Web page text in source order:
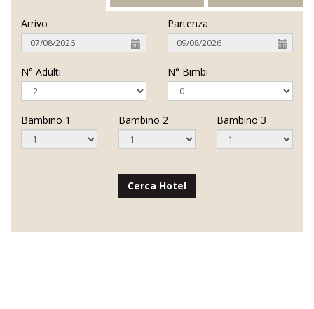
Arrivo Partenza
N° Adulti N° Bimbi
Bambino 1 Bambino 2 Bambino 3
Cerca Hotel